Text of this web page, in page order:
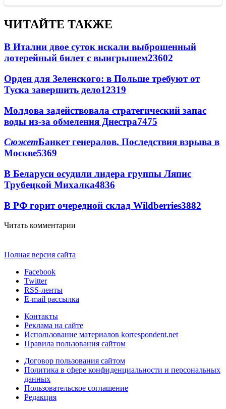
ЧИТАЙТЕ ТАКЖЕ
В Италии двое суток искали выброшенный
лотерейный билет с выигрышем23602
Орден для Зеленского: в Польше требуют от
Туска завершить дело12319
Молдова задействовала стратегический запас
воды из-за обмеления Днестра7475
СюжетБанкет генералов. Последствия взрыва в
Москве5369
В Беларуси осудили лидера группы Ляпис
Трубецкой Михалка4836
В РФ горит очередной склад Wildberries3882
Читать комментарии
Полная версия сайта
Facebook
Twitter
RSS-ленты
E-mail рассылка
Контакты
Реклама на сайте
Использование материалов korrespondent.net
Правила пользования сайтом
Договор пользования сайтом
Политика в сфере конфиденциальности и персональных
данных
Пользовательское соглашение
Редакция